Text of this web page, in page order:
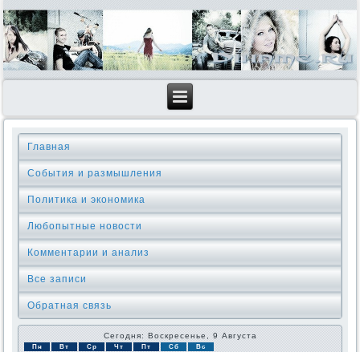
Главная
События и размышления
Политика и экономика
Любопытные новости
Комментарии и анализ
Все записи
Обратная связь
Сегодня: Воскресенье, 9 Августа
Пн Вт Ср Чт Пт Сб Вс